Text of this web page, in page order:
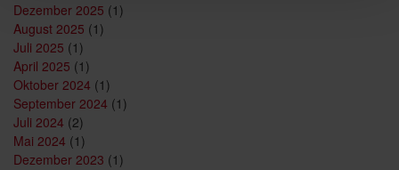
Dezember 2025 (1)
August 2025 (1)
Juli 2025 (1)
April 2025 (1)
Oktober 2024 (1)
September 2024 (1)
Juli 2024 (2)
Mai 2024 (1)
Dezember 2023 (1)